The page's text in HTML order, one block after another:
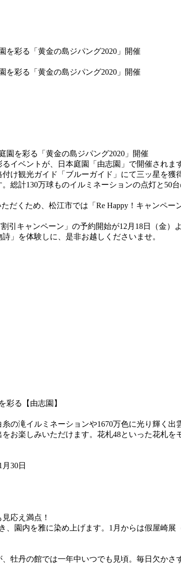
を彩る「黄金の島ジパング2020」開催
を彩る「黄金の島ジパング2020」開催
イベントが、日本庭園「由志園」で開催され
け観光ガイド「ブルーガイド」にて三ッ星を
総計130万球ものイルミネーションの点灯と
だくため、松江市では「Re Happy！キャンペ
引キャンペーン」の予約開始が12月18日（金）
」を体験しに、是非お越しくださいませ。
彩る【由志園】
の滝イルミネーションや1670万色に光り輝く
お楽しみいただけます。花札48といった花札
30日
応え満点！
園内を雅に染め上げます。1月からは假屋崎展
牡丹の館では一年中いつでも見頃。毎日欠か